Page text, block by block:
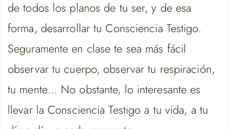
de todos los planos de tu ser, y de esa
forma, desarrollar tu Consciencia Testigo.
Seguramente en clase te sea más fácil
observar tu cuerpo, observar tu respiración,
tu mente… No obstante, lo interesante es
llevar la Consciencia Testigo a tu vida, a tu